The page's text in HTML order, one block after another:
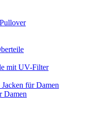
mit UV-Filter
für Damen
Damen